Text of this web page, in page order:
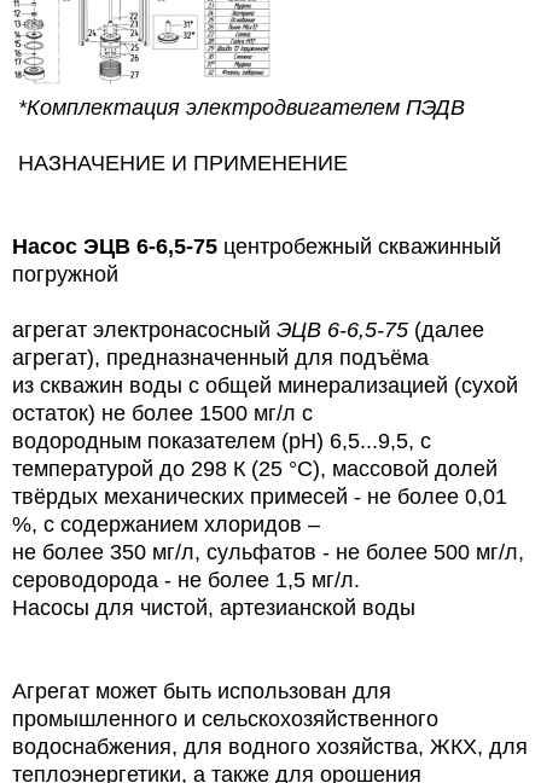
*Комплектация электродвигателем ПЭДВ
НАЗНАЧЕНИЕ И ПРИМЕНЕНИЕ
Насос ЭЦВ 6-6,5-75 центробежный скважинный
погружной
агрегат электронасосный ЭЦВ 6-6,5-75 (далее
агрегат), предназначенный для подъёма
из скважин воды с общей минерализацией (сухой
остаток) не более 1500 мг/л с
водородным показателем (рН) 6,5...9,5, с
температурой до 298 К (25 °С), массовой долей
твёрдых механических примесей - не более 0,01
%, с содержанием хлоридов –
не более 350 мг/л, сульфатов - не более 500 мг/л,
сероводорода - не более 1,5 мг/л.
Насосы для чистой, артезианской воды
Агрегат может быть использован для
промышленного и сельскохозяйственного
водоснабжения, для водного хозяйства, ЖКХ, для
теплоэнергетики, а также для орошения